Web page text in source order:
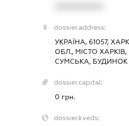
dossier.address:
УКРАЇНА, 61057,
ОБЛ., МІСТО
СУМСЬКА, БУДИНОК
dossier.capital:
0 грн.
dossier.kveds: